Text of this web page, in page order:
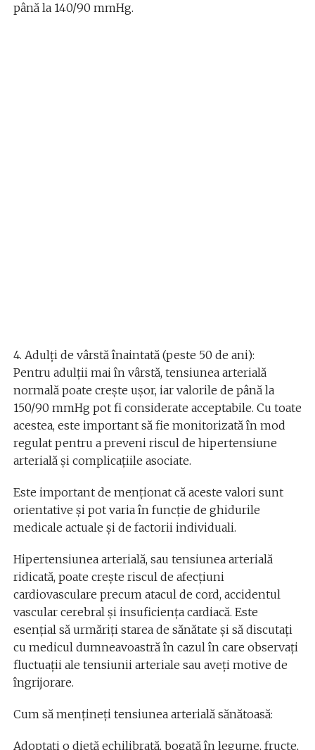
până la 140/90 mmHg.
4. Adulți de vârstă înaintată (peste 50 de ani):
Pentru adulții mai în vârstă, tensiunea arterială
normală poate crește ușor, iar valorile de până la
150/90 mmHg pot fi considerate acceptabile. Cu toate
acestea, este important să fie monitorizată în mod
regulat pentru a preveni riscul de hipertensiune
arterială și complicațiile asociate.
Este important de menționat că aceste valori sunt
orientative și pot varia în funcție de ghidurile
medicale actuale și de factorii individuali.
Hipertensiunea arterială, sau tensiunea arterială
ridicată, poate crește riscul de afecțiuni
cardiovasculare precum atacul de cord, accidentul
vascular cerebral și insuficiența cardiacă. Este
esențial să urmăriți starea de sănătate și să discutați
cu medicul dumneavoastră în cazul în care observați
fluctuații ale tensiunii arteriale sau aveți motive de
îngrijorare.
Cum să mențineți tensiunea arterială sănătoasă:
Adoptați o dietă echilibrată, bogată în legume, fructe,